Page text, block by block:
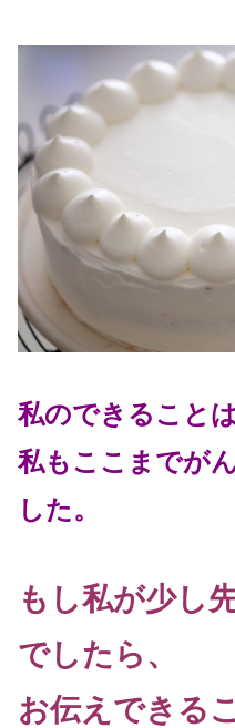
私のできること
私もここまでが
した。
もし私が少し
でしたら、
お伝えできる